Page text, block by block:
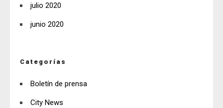
julio 2020
junio 2020
Categorías
Boletín de prensa
City News